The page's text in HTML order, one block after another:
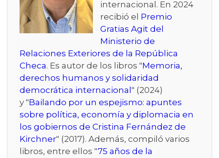
internacional. En 2024
recibió el Premio
Gratias Agit del
Ministerio de
Relaciones Exteriores de la República
Checa. Es autor de los libros "Memoria,
derechos humanos y solidaridad
democrática internacional " (2024)
y "Bailando por un espejismo: apuntes
sobre política, economía y diplomacia en
los gobiernos de Cristina Fernández de
Kirchner" (2017). Además, compiló varios
libros, entre ellos "75 años de la